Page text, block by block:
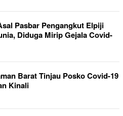
Pasbar Pengangkut Elpiji
Diduga Mirip Gejala Covid-
Barat Tinjau Posko Covid-19
Kinali